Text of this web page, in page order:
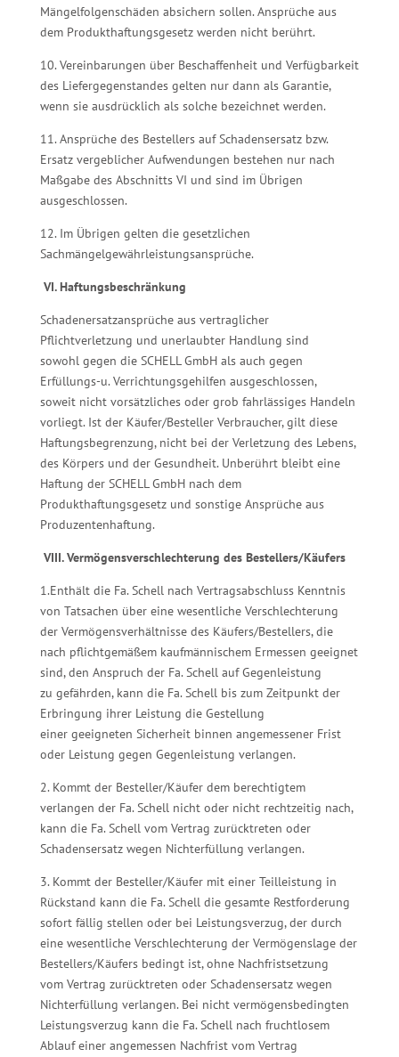
Mängelfolgenschäden absichern sollen. Ansprüche aus
dem Produkthaftungsgesetz werden nicht berührt.
10. Vereinbarungen über Beschaffenheit und Verfügbarkeit
des Liefergegenstandes gelten nur dann als Garantie,
wenn sie ausdrücklich als solche bezeichnet werden.
11. Ansprüche des Bestellers auf Schadensersatz bzw.
Ersatz vergeblicher Aufwendungen bestehen nur nach
Maßgabe des Abschnitts VI und sind im Übrigen
ausgeschlossen.
12. Im Übrigen gelten die gesetzlichen
Sachmängelgewährleistungsansprüche.
VI. Haftungsbeschränkung
Schadenersatzansprüche aus vertraglicher
Pflichtverletzung und unerlaubter Handlung sind
sowohl gegen die SCHELL GmbH als auch gegen
Erfüllungs-u. Verrichtungsgehilfen ausgeschlossen,
soweit nicht vorsätzliches oder grob fahrlässiges Handeln
vorliegt. Ist der Käufer/Besteller Verbraucher, gilt diese
Haftungsbegrenzung, nicht bei der Verletzung des Lebens,
des Körpers und der Gesundheit. Unberührt bleibt eine
Haftung der SCHELL GmbH nach dem
Produkthaftungsgesetz und sonstige Ansprüche aus
Produzentenhaftung.
VIII. Vermögensverschlechterung des Bestellers/Käufers
1.Enthält die Fa. Schell nach Vertragsabschluss Kenntnis
von Tatsachen über eine wesentliche Verschlechterung
der Vermögensverhältnisse des Käufers/Bestellers, die
nach pflichtgemäßem kaufmännischem Ermessen geeignet
sind, den Anspruch der Fa. Schell auf Gegenleistung
zu gefährden, kann die Fa. Schell bis zum Zeitpunkt der
Erbringung ihrer Leistung die Gestellung
einer geeigneten Sicherheit binnen angemessener Frist
oder Leistung gegen Gegenleistung verlangen.
2. Kommt der Besteller/Käufer dem berechtigtem
verlangen der Fa. Schell nicht oder nicht rechtzeitig nach,
kann die Fa. Schell vom Vertrag zurücktreten oder
Schadensersatz wegen Nichterfüllung verlangen.
3. Kommt der Besteller/Käufer mit einer Teilleistung in
Rückstand kann die Fa. Schell die gesamte Restforderung
sofort fällig stellen oder bei Leistungsverzug, der durch
eine wesentliche Verschlechterung der Vermögenslage der
Bestellers/Käufers bedingt ist, ohne Nachfristsetzung
vom Vertrag zurücktreten oder Schadensersatz wegen
Nichterfüllung verlangen. Bei nicht vermögensbedingten
Leistungsverzug kann die Fa. Schell nach fruchtlosem
Ablauf einer angemessen Nachfrist vom Vertrag